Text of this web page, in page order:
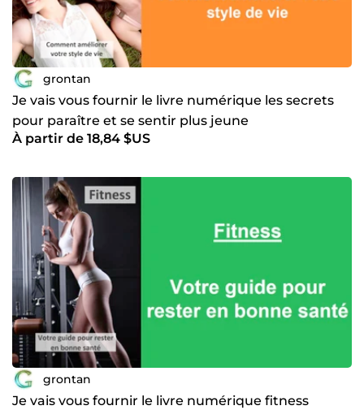
grontan
Je vais vous fournir le livre numérique les secrets
pour paraître et se sentir plus jeune
À partir de 18,84 $US
grontan
Je vais vous fournir le livre numérique fitness